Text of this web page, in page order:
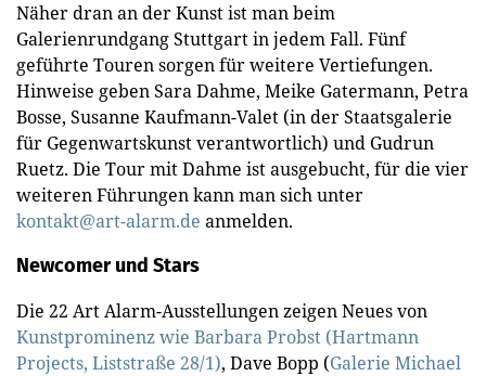
Näher dran an der Kunst ist man beim
Galerienrundgang Stuttgart in jedem Fall. Fünf
geführte Touren sorgen für weitere Vertiefungen.
Hinweise geben Sara Dahme, Meike Gatermann, Petra
Bosse, Susanne Kaufmann-Valet (in der Staatsgalerie
für Gegenwartskunst verantwortlich) und Gudrun
Ruetz. Die Tour mit Dahme ist ausgebucht, für die vier
weiteren Führungen kann man sich unter
kontakt@art-alarm.de anmelden.
Newcomer und Stars
Die 22 Art Alarm-Ausstellungen zeigen Neues von
Kunstprominenz wie Barbara Probst (Hartmann
Projects, Liststraße 28/1), Dave Bopp (Galerie Michael